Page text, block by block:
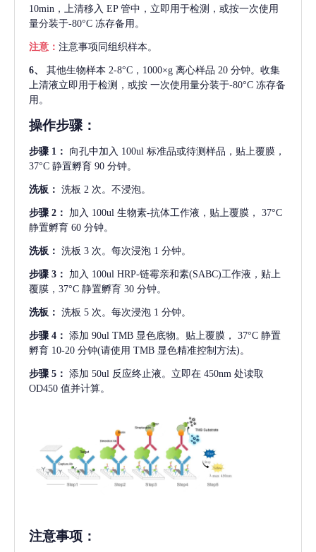
10min，上清移入 EP 管中，立即用于检测，或按一次使用
量分装于-80°C 冻存备用。
注意： 注意事项同组织样本。
6、 其他生物样本 2-8°C，1000×g 离心样品 20 分钟。收集
上清液立即用于检测，或按 一次使用量分装于-80°C 冻存备
用。
操作步骤：
步骤 1： 向孔中加入 100ul 标准品或待测样品，贴上覆膜，
37°C 静置孵育 90 分钟。
洗板： 洗板 2 次。不浸泡。
步骤 2： 加入 100ul 生物素-抗体工作液，贴上覆膜， 37°C
静置孵育 60 分钟。
洗板： 洗板 3 次。每次浸泡 1 分钟。
步骤 3： 加入 100ul HRP-链霉亲和素(SABC)工作液，贴上
覆膜，37°C 静置孵育 30 分钟。
洗板： 洗板 5 次。每次浸泡 1 分钟。
步骤 4： 添加 90ul TMB 显色底物。贴上覆膜， 37°C 静置
孵育 10-20 分钟(请使用 TMB 显色精准控制方法)。
步骤 5： 添加 50ul 反应终止液。立即在 450nm 处读取
OD450 值并计算。
注意事项 ：